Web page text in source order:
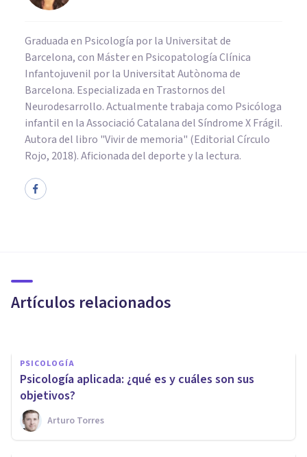
Graduada en Psicología por la Universitat de
Barcelona, con Máster en Psicopatología Clínica
Infantojuvenil por la Universitat Autònoma de
Barcelona. Especializada en Trastornos del
Neurodesarrollo. Actualmente trabaja como Psicóloga
infantil en la Associació Catalana del Síndrome X Frágil.
Autora del libro "Vivir de memoria" (Editorial Círculo
Rojo, 2018). Aficionada del deporte y la lectura.
Artículos relacionados
adiós
PSICOLOGÍA
​Psicología aplicada: ¿qué es y cuáles son sus
objetivos?
Arturo Torres